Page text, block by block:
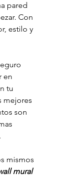
pared
Con
estilo y
en
tu
mejores
son
mismos
mural